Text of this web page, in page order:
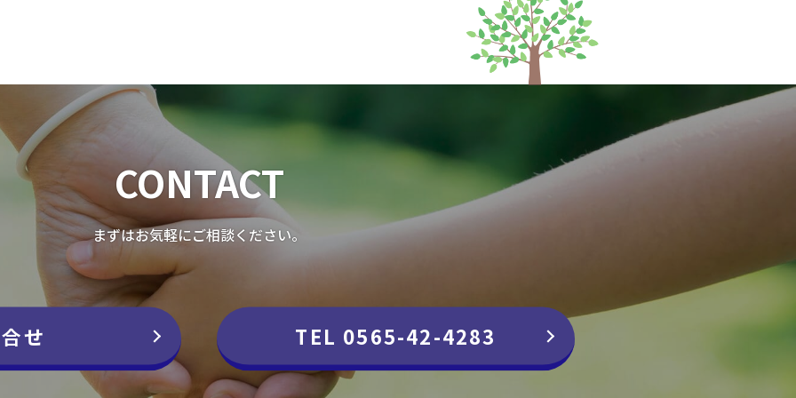
CONTACT
まずはお気軽にご相談ください。
せ TEL 0565-42-4283